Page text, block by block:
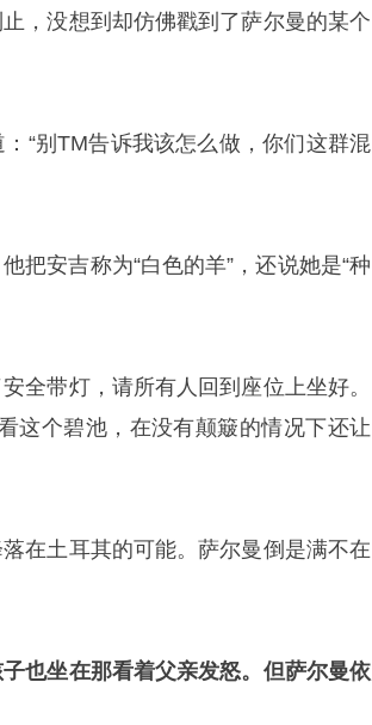
，没想到却仿佛戳到了萨尔曼的某个
“别TM告诉我该怎么做，你们这群混
把安吉称为“白色的羊”，还说她是“种
全带灯，请所有人回到座位上坐好。
这个碧池，在没有颠簸的情况下还让
在土耳其的可能。萨尔曼倒是满不在
也坐在那看着父亲发怒。但萨尔曼依